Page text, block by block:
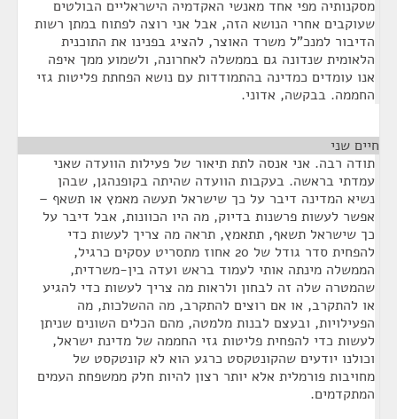
מסקנותיה מפי אחד מאנשי האקדמיה הישראליים הבולטים
שעוקבים אחרי הנושא הזה, אבל אני רוצה לפתוח במתן רשות
הדיבור למנכ"ל משרד האוצר, להציג בפנינו את התוכנית
הלאומית שנדונה גם בממשלה לאחרונה, ולשמוע ממך איפה
אנו עומדים כמדינה בהתמודדות עם נושא הפחתת פליטות גזי
החממה. בבקשה, אדוני.
חיים שני
תודה רבה. אני אנסה לתת תיאור של פעילות הוועדה שאני
עמדתי בראשה. בעקבות הוועדה שהיתה בקופנהגן, שבהן
נשיא המדינה דיבר על כך שישראל תעשה מאמץ או תשאף –
אפשר לעשות פרשנות בדיוק, מה היו הכוונות, אבל דיבר על
כך שישראל תשאף, תתאמץ, תראה מה צריך לעשות כדי
להפחית סדר גודל של 20 אחוז מתסריט עסקים כרגיל,
הממשלה מינתה אותי לעמוד בראש ועדה בין-משרדית,
שהמטרה שלה זה לבחון ולראות מה צריך לעשות כדי להגיע
או להתקרב, או אם רוצים להתקרב, מה ההשלכות, מה
הפעילויות, ובעצם לבנות מלמטה, מהם הכלים השונים שניתן
לעשות כדי להפחית פליטות גזי החממה של מדינת ישראל,
וכולנו יודעים שהקונטקסט כרגע הוא לא קונטקסט של
מחויבות פורמלית אלא יותר רצון להיות חלק ממשפחת העמים
המתקדמים.